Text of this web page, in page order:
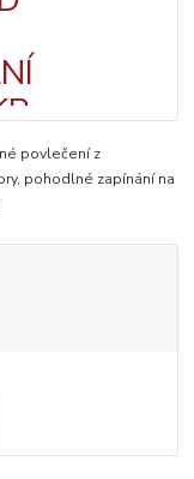
povlečení z
pohodlné zapínání na